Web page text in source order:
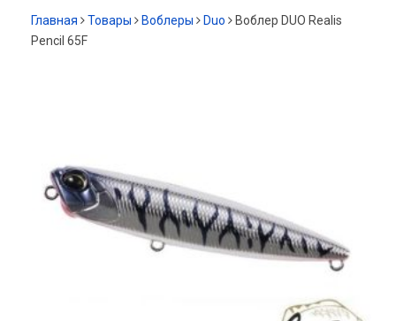
Главная Товары Воблеры Duo
Воблер DUO Realis
Pencil 65F